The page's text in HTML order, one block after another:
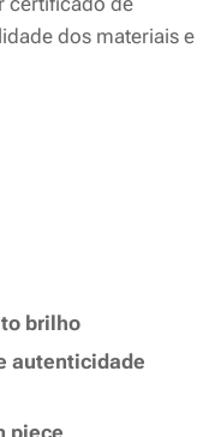
dos materiais e
brilho
autenticidade
piece